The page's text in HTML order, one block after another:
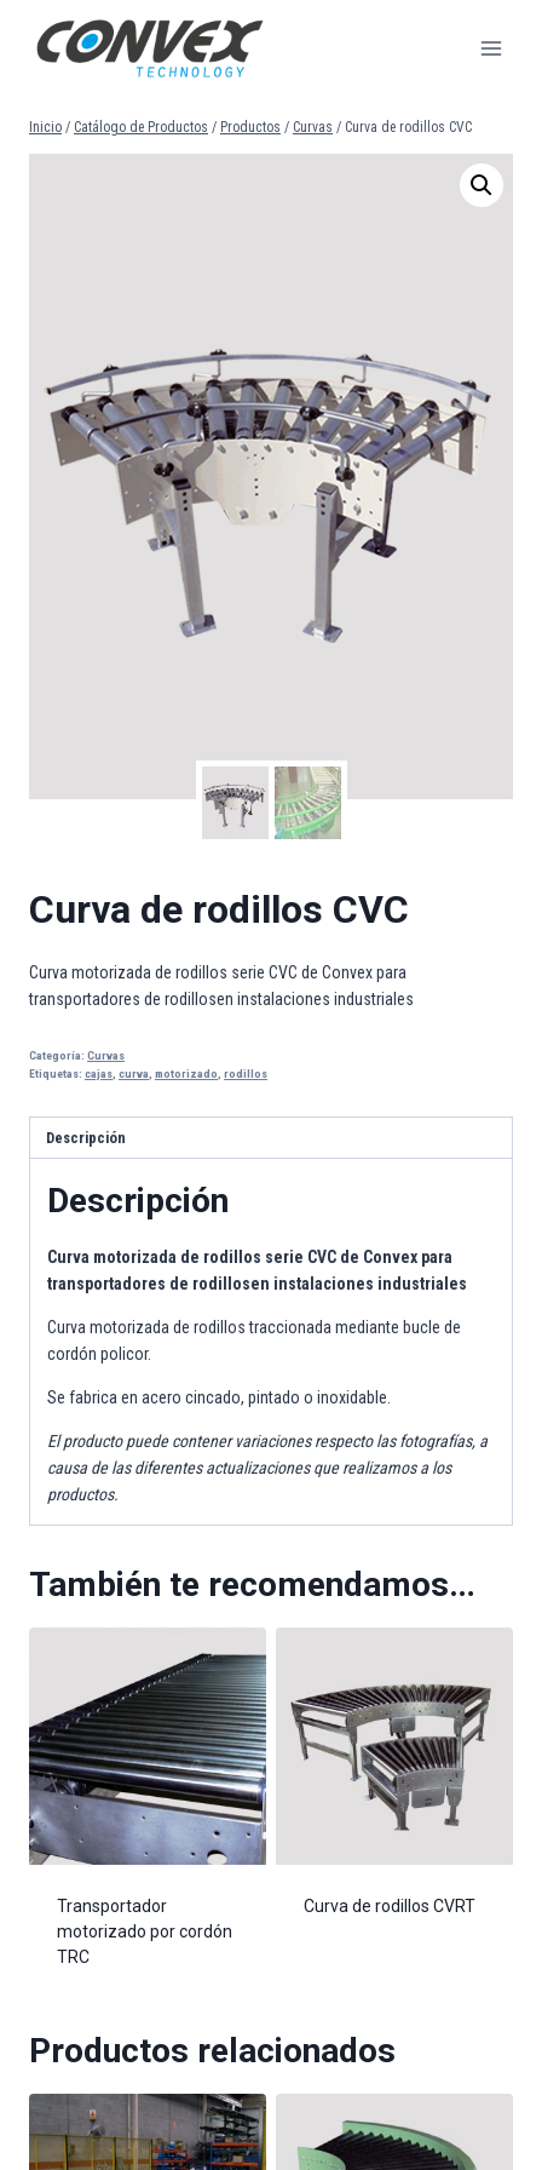
contenido
Inicio / Catálogo de Productos / Productos / Curvas / Curva de rodillos CVC
Curva de rodillos CVC
Curva motorizada de rodillos serie CVC de Convex para
transportadores de rodillosen instalaciones industriales
Categoría: Curvas
Etiquetas: cajas, curva, motorizado, rodillos
Descripción
Descripción
Curva motorizada de rodillos serie CVC de Convex para
transportadores de rodillosen instalaciones industriales
Curva motorizada de rodillos traccionada mediante bucle de
cordón policor.
Se fabrica en acero cincado, pintado o inoxidable.
El producto puede contener variaciones respecto las fotografías, a
causa de las diferentes actualizaciones que realizamos a los
productos.
También te recomendamos…
Transportador
motorizado por cordón
TRC
Curva de rodillos CVRT
Productos relacionados